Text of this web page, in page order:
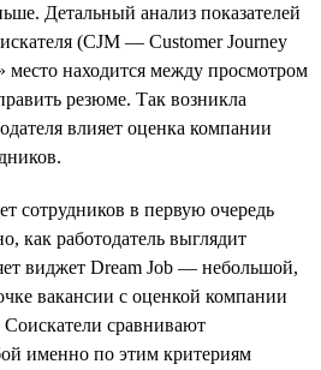
Детальный анализ показателей
(CJM — Customer Journey
место находится между просмотром
резюме. Так возникла
влияет оценка компании
сотрудников в первую очередь
как работодатель выглядит
виджет Dream Job — небольшой,
вакансии с оценкой компании
сравнивают
именно по этим критериям